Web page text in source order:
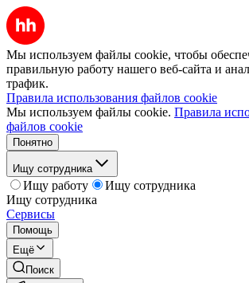
Мы используем файлы cookie, чтобы
правильную работу нашего веб-сайта и
трафик.
Правила использования файлов cookie
Мы используем файлы cookie. Правила
файлов cookie
Понятно
Ищу сотрудника
Ищу работу
Ищу сотрудника
Ищу сотрудника
Сервисы
Помощь
Ещё
Поиск